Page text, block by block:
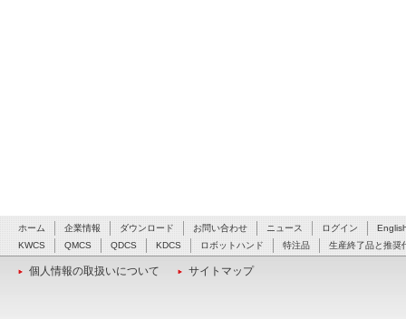
ホーム 企業情報 ダウンロード お問い合わせ ニュース ログイン
KWCS
QMCS QDCS KDCS ロボットハンド 特注品 生産終了品と推奨
個人情報の取扱いについて サイトマップ